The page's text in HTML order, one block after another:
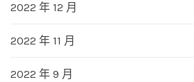
2022 年 12 月
2022 年 11 月
2022 年 9 月